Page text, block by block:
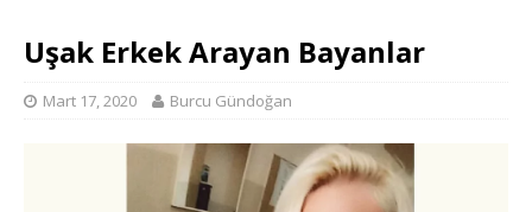
Uşak Erkek Arayan Bayanlar
Mart 17, 2020 Burcu Gündoğan